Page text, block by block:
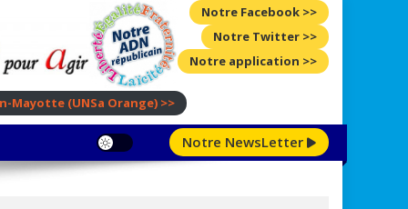
Notre Facebook >>
Notre Twitter >>
Notre application >>
Mayotte (UNSa Orange) >>
Notre NewsLetter